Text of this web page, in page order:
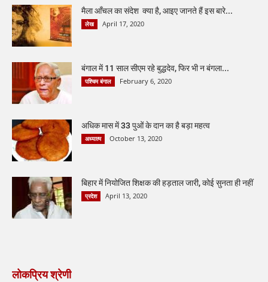
मैला आँचल का संदेश क्या है, आइए जानते हैं इस बारे...
लेख April 17, 2020
बंगाल में 11 साल सीएम रहे बुद्धदेव, फिर भी न बंगला...
पश्चिम बंगाल February 6, 2020
अधिक मास में 33 पुओं के दान का है बड़ा महत्व
अध्यात्म October 13, 2020
बिहार में नियोजित शिक्षक की हड़ताल जारी, कोई सुनता ही नहीं
प्रदेश April 13, 2020
लोकप्रिय श्रेणी